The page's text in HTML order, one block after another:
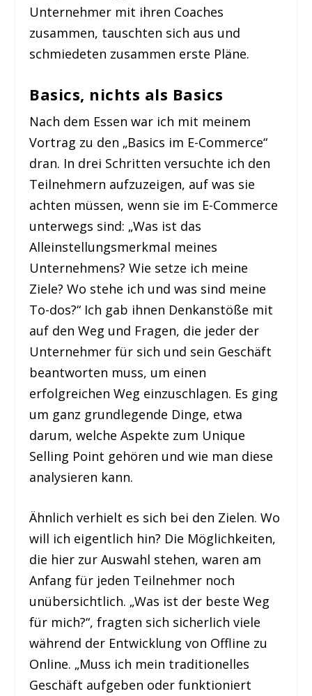
Unternehmer mit ihren Coaches
zusammen, tauschten sich aus und
schmiedeten zusammen erste Pläne.
Basics, nichts als Basics
Nach dem Essen war ich mit meinem
Vortrag zu den „Basics im E-Commerce“
dran. In drei Schritten versuchte ich den
Teilnehmern aufzuzeigen, auf was sie
achten müssen, wenn sie im E-Commerce
unterwegs sind: „Was ist das
Alleinstellungsmerkmal meines
Unternehmens? Wie setze ich meine
Ziele? Wo stehe ich und was sind meine
To-dos?“ Ich gab ihnen Denkanstöße mit
auf den Weg und Fragen, die jeder der
Unternehmer für sich und sein Geschäft
beantworten muss, um einen
erfolgreichen Weg einzuschlagen. Es ging
um ganz grundlegende Dinge, etwa
darum, welche Aspekte zum Unique
Selling Point gehören und wie man diese
analysieren kann.
Ähnlich verhielt es sich bei den Zielen. Wo
will ich eigentlich hin? Die Möglichkeiten,
die hier zur Auswahl stehen, waren am
Anfang für jeden Teilnehmer noch
unübersichtlich. „Was ist der beste Weg
für mich?“, fragten sich sicherlich viele
während der Entwicklung von Offline zu
Online. „Muss ich mein traditionelles
Geschäft aufgeben oder funktioniert